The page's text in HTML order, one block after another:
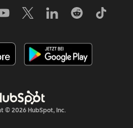
© 2026 HubSpot, Inc.